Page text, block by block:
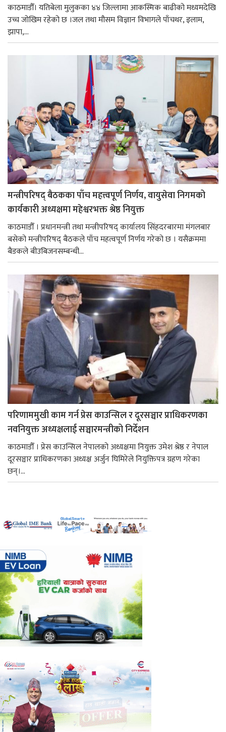
काठमाडौँ। यतिबेला मुलुकका ४४ जिल्लामा आकस्मिक बाढीको मध्यमदेखि
उच्च जोखिम रहेको छ ।जल तथा मौसम विज्ञान विभागले पाँचथर, इलाम,
झापा,...
मन्त्रीपरिषद् बैठकका पाँच महत्त्वपूर्ण निर्णय, वायुसेवा निगमको
कार्यकारी अध्यक्षमा महेश्वरभक्त श्रेष्ठ नियुक्त
काठमाडौँ । प्रधानमन्त्री तथा मन्त्रीपरिषद् कार्यालय सिंहदरबारमा मंगलबार
बसेको मन्त्रीपरिषद् बैठकले पाँच महत्वपूर्ण निर्णय गरेको छ । यसैक्रममा
बैडकले बीउबिजनसम्बन्धी...
परिणाममुखी काम गर्न प्रेस काउन्सिल र दूरसञ्चार प्राधिकरणका
नवनियुक्त अध्यक्षलाई सञ्चारमन्त्रीको निर्देशन
काठमाडौँ । प्रेस काउन्सिल नेपालको अध्यक्षमा नियुक्त उमेश श्रेष्ठ र नेपाल
दूरसञ्चार प्राधिकरणका अध्यक्ष अर्जुन घिमिरेले नियुक्तिपत्र ग्रहण गरेका
छन्।...